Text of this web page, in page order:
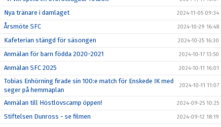
Nya tränare i damlaget 2024-11-05 09:34
Årsmöte SFC 2024-10-29 16:48
Kafeterian stängd för säsongen 2024-10-25 16:30
Anmälan för barn födda 2020-2021 2024-10-17 13:50
Anmälan SFC 2025 2024-10-11 16:01
Tobias Enhörning firade sin 100:e match för Enskede IK med
seger på hemmaplan
2024-10-11 11:07
Anmälan till Höstlovscamp öppen! 2024-09-25 10:25
Stiftelsen Dunross - se filmen 2024-09-12 18:19